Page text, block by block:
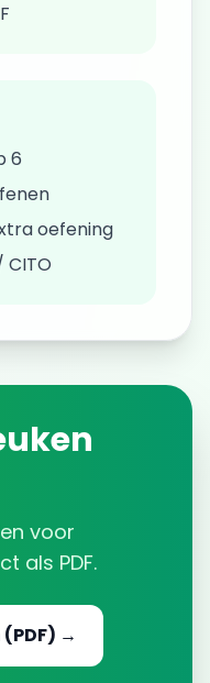
6
oefening
voor
als PDF.
(PDF) →